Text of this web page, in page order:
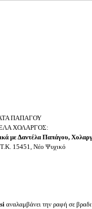
ΠΑΠΑΓΟΥ
ΧΟΛΑΡΓΟΣ:
με Δαντέλα Παπάγου,
Τ.Κ. 15451, Νέο Ψυχικό
αναλαμβάνει την ραφή σε